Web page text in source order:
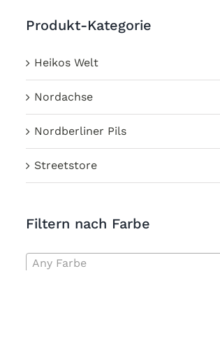
Produkt-Kategorie
Heikos Welt
Nordachse
Nordberliner Pils
Streetstore
Filtern nach Farbe
Any Farbe